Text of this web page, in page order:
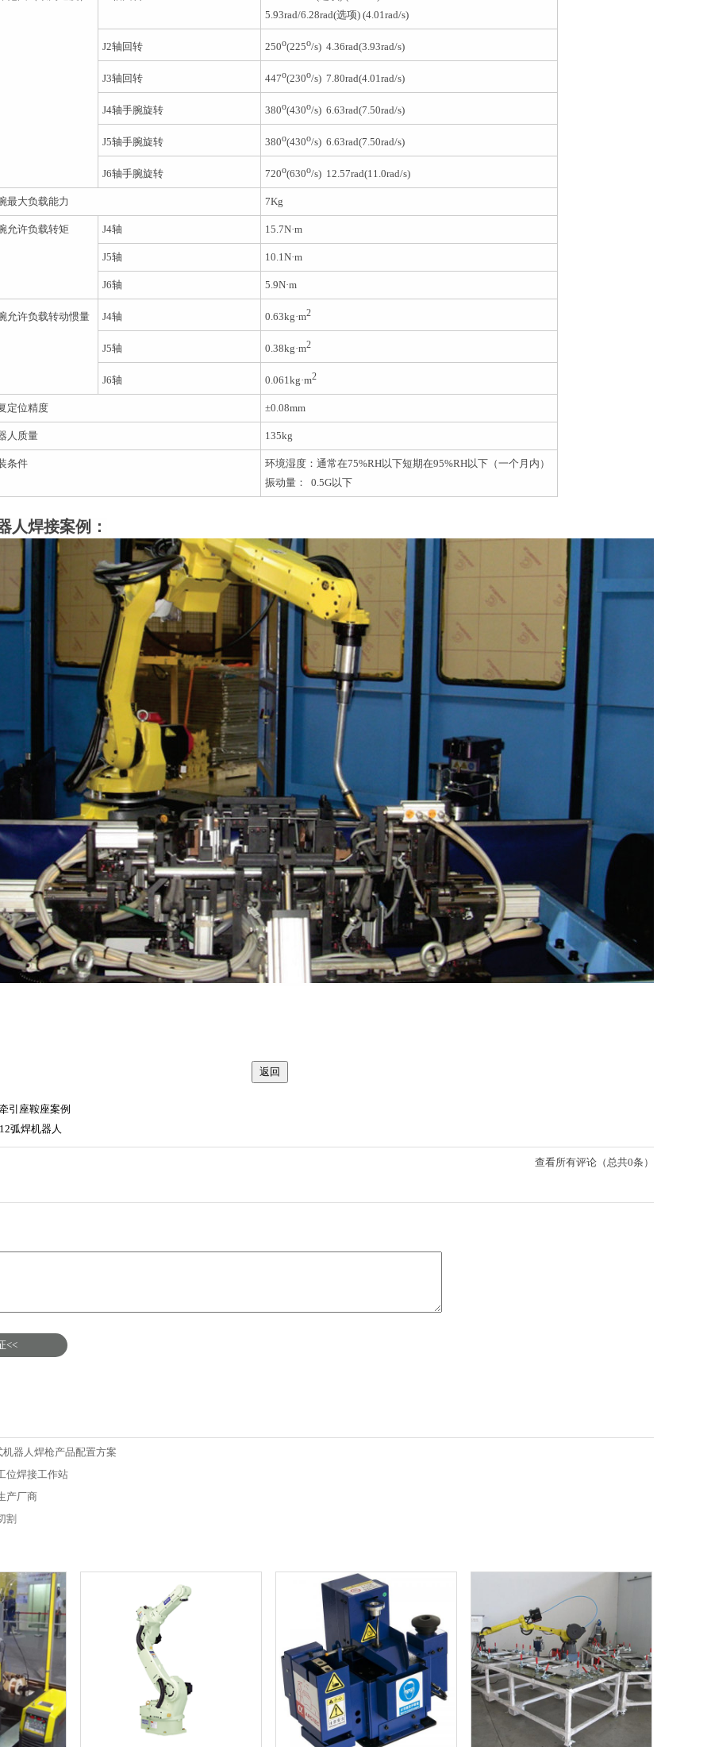
5.93rad/6.28rad(选项) (4.01rad/s)
J2轴回转 250o(225o/s) 4.36rad(3.93rad/s)
J3轴回转 447o(230o/s) 7.80rad(4.01rad/s)
J4轴手腕旋转 380o(430o/s) 6.63rad(7.50rad/s)
J5轴手腕旋转 380o(430o/s) 6.63rad(7.50rad/s)
J6轴手腕旋转 720o(630o/s) 12.57rad(11.0rad/s)
最大负载能力 7Kg
允许负载转矩 J4轴 15.7N·m
J5轴 10.1N·m
J6轴 5.9N·m
允许负载转动惯量 J4轴 0.63kg·m2
J5轴 0.38kg·m2
J6轴 0.061kg·m2
定位精度 ±0.08mm
人质量 135kg
条件 环境湿度：通常在75%RH以下短期在95%RH以下（一个月内）
振动量：
0.5G以下
人焊接案例：
引座鞍座案例
弧焊机器人
查看所有评论（总共0条）
<<
器人焊枪产品配置方案
位焊接工作站
产厂商
割